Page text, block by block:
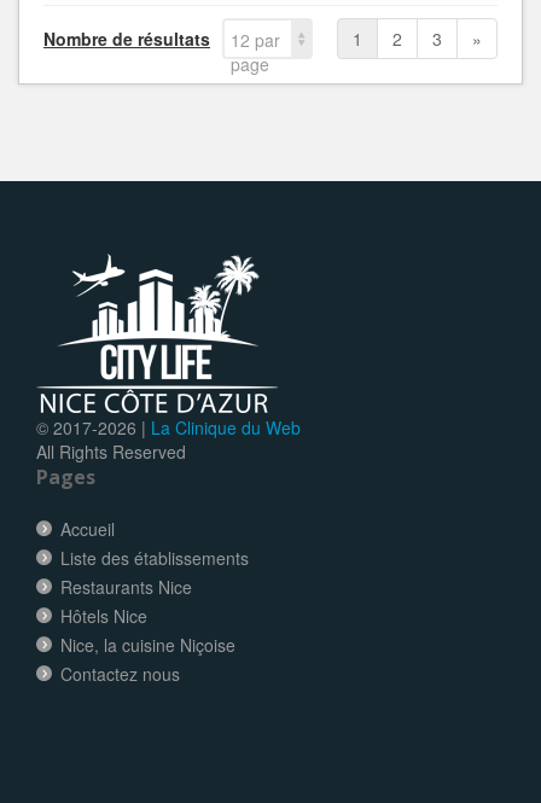
Nombre de résultats
12 par
page
1 2 3 »
© 2017-2026 | La Clinique du Web
All Rights Reserved
Pages
Accueil
Liste des établissements
Restaurants Nice
Hôtels Nice
Nice, la cuisine Niçoise
Contactez nous